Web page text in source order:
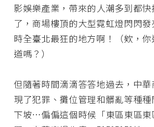
影娛樂產業，帶來的人潮多到都
了，商場樓頂的大型霓虹燈閃閃
時全臺北最狂的地方啊！（欸，
道嗎？）
但隨著時間滴滴答答地過去，中華
現了犯罪、攤位管理和髒亂等種
下坡…偏偏這個時候「東區東區東